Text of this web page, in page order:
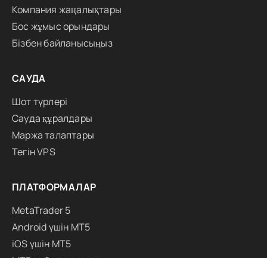
Компания жаңалықтары
Бос жұмыс орындары
Бізбен байланысыңыз
САУДА
Шот түрлері
Сауда құралдары
Маржа талаптары
Тегін VPS
ПЛАТФОРМАЛАР
MetaTrader 5
Android үшін MT5
iOS үшін MT5